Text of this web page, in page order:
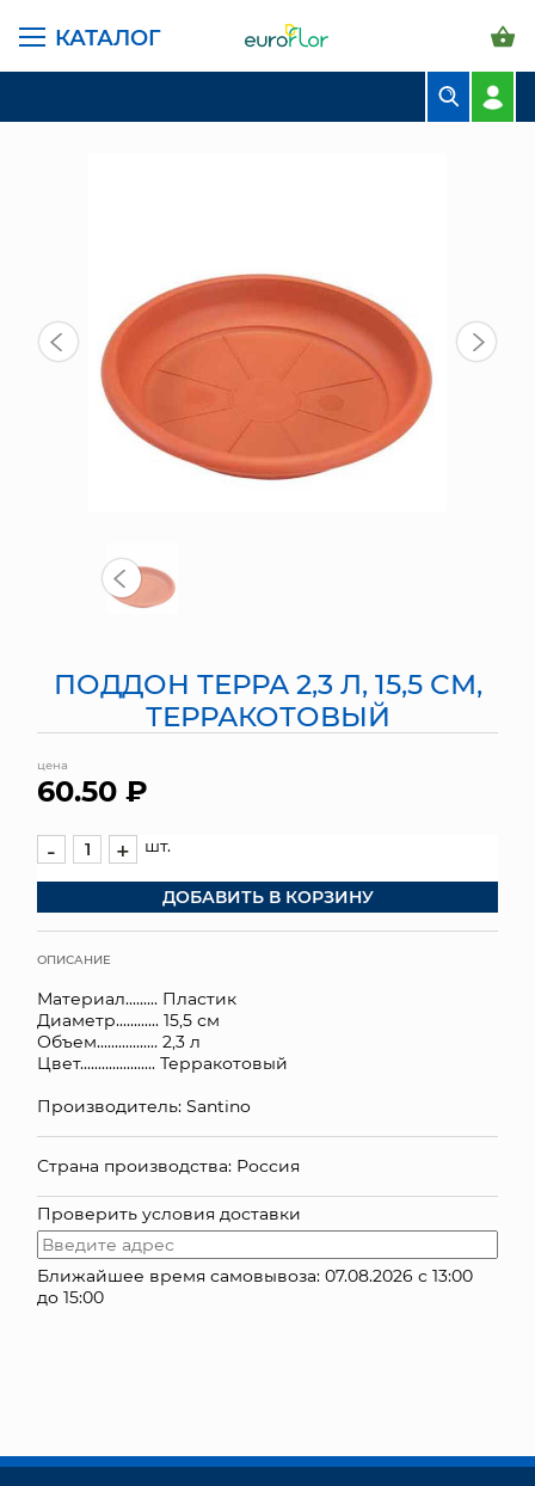
КАТАЛОГ
КОМНАТНЫЕ РАСТЕНИЯ
ГРУНТЫ И УДОБРЕНИЯ
ПРЕДМЕТЫ ИНТЕРЬЕРА
ЯЩИКИ
СУНДУКИ
ПОДАРОЧНЫЕ КАРТЫ
ОПТОВЫМ КЛИЕНТАМ
ДОСТАВКА И ОПЛАТА
КОНТАКТЫ
ГЛАВНАЯ СТРАНИЦА КАТАЛОГ
ГОРШКИ И КАШПО
ПОДДОН ТЕРРА 2,3 Л, 15,5 СМ,
ТЕРРАКОТОВЫЙ
цена
60.50 ₽
- + шт.
ДОБАВИТЬ В КОРЗИНУ
ОПИСАНИЕ
Материал......... Пластик
Диаметр............ 15,5 см
Объем................. 2,3 л
Цвет..................... Терракотовый
Производитель: Santino
Страна производства: Россия
Проверить условия доставки
Ближайшее время самовывоза: 07.08.2026 с 13:00
до 15:00